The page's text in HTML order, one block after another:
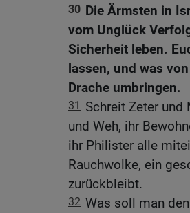
30 Die Ärmsten in
vom Unglück
Sicherheit leben.
lassen, und was
Drache umbringen.
31 Schreit Zeter und
und Weh, ihr
ihr Philister alle
Rauchwolke, ein
zurückbleibt.
32 Was soll man